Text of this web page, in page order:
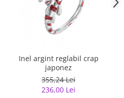
Inel argint reglabil crap
japonez
355,24 Lei
236,00 Lei